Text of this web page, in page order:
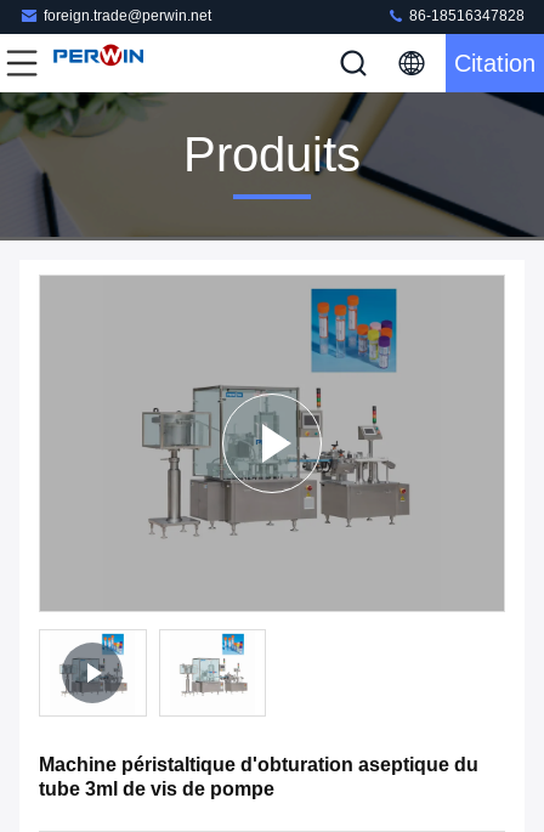
foreign.trade@perwin.net 86-18516347828
Citation
Produits
Machine péristaltique d'obturation aseptique du
tube 3ml de vis de pompe